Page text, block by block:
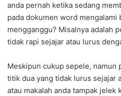
anda pernah ketika sedang
pada dokumen word mengalami
mengganggu? Misalnya adalah
tidak rapi sejajar atau lurus
Meskipun cukup sepele, namun
titik dua yang tidak lurus sejajar
atau makalah anda tampak jelek